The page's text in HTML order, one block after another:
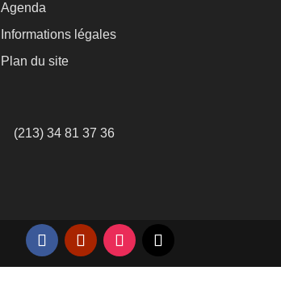
Agenda
Informations légales
Plan du site
(213) 34 81 37 36